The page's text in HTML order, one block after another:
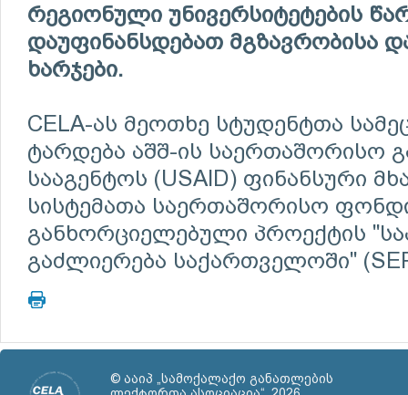
რეგიონული უნივერსიტეტების
დაუფინანსდებათ მგზავრობისა
ხარჯები.
CELA-ას მეოთხე სტუდენტთა
ტარდება აშშ-ის საერთაშორისო
სააგენტოს (USAID) ფინანსური
სისტემათა საერთაშორისო
განხორციელებული პროექტის
გაძლიერება საქართველოში"
© ააიპ „სამოქალაქო განათლების